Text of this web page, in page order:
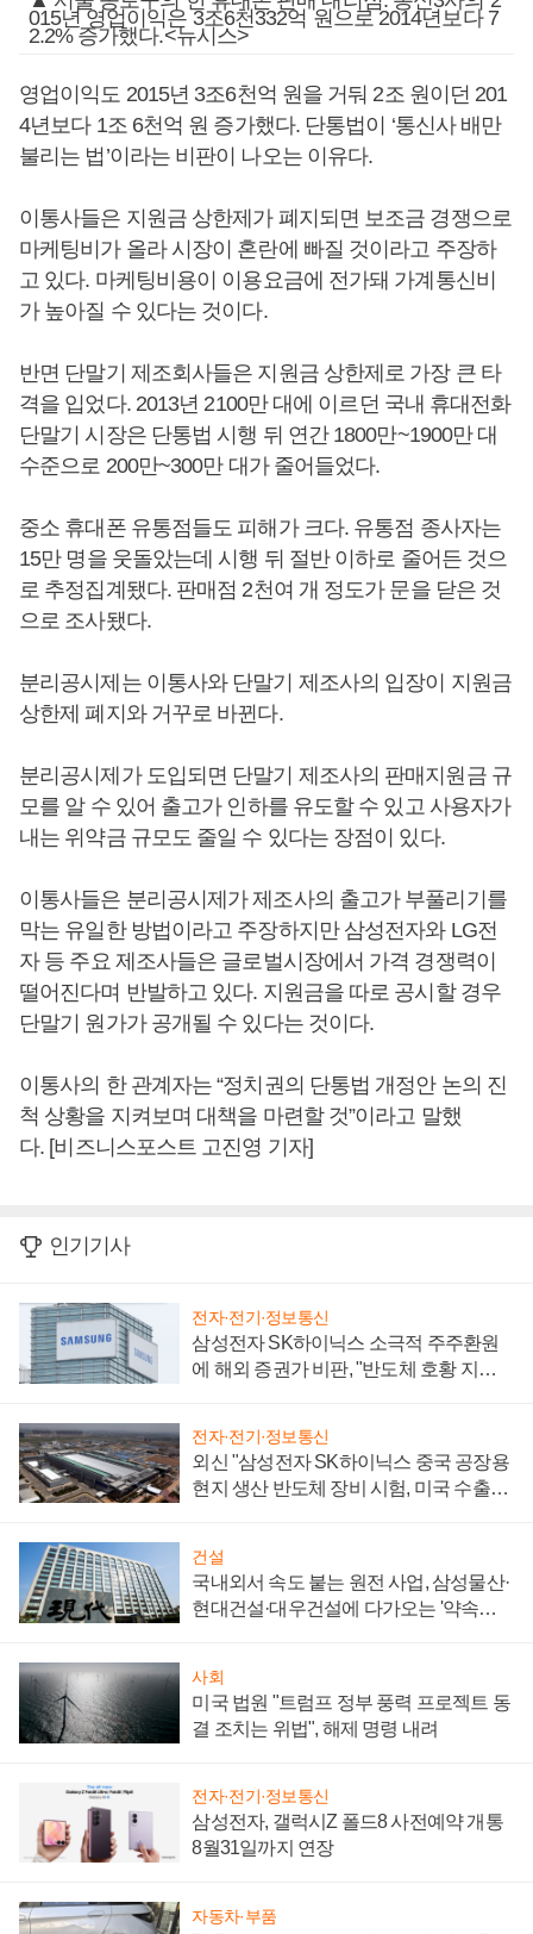
015년 영업이익은 3조6천332억 원으로 2014년보다 7
2.2% 증가했다.<뉴시스>
영업이익도 2015년 3조6천억 원을 거둬 2조 원이던 201
4년보다 1조 6천억 원 증가했다. 단통법이 ‘통신사 배만
불리는 법’이라는 비판이 나오는 이유다.
이통사들은 지원금 상한제가 폐지되면 보조금 경쟁으로
마케팅비가 올라 시장이 혼란에 빠질 것이라고 주장하
고 있다. 마케팅비용이 이용요금에 전가돼 가계통신비
가 높아질 수 있다는 것이다.
반면 단말기 제조회사들은 지원금 상한제로 가장 큰 타
격을 입었다. 2013년 2100만 대에 이르던 국내 휴대전화
단말기 시장은 단통법 시행 뒤 연간 1800만~1900만 대
수준으로 200만~300만 대가 줄어들었다.
중소 휴대폰 유통점들도 피해가 크다. 유통점 종사자는
15만 명을 웃돌았는데 시행 뒤 절반 이하로 줄어든 것으
로 추정집계됐다. 판매점 2천여 개 정도가 문을 닫은 것
으로 조사됐다.
분리공시제는 이통사와 단말기 제조사의 입장이 지원금
상한제 폐지와 거꾸로 바뀐다.
분리공시제가 도입되면 단말기 제조사의 판매지원금 규
모를 알 수 있어 출고가 인하를 유도할 수 있고 사용자가
내는 위약금 규모도 줄일 수 있다는 장점이 있다.
이통사들은 분리공시제가 제조사의 출고가 부풀리기를
막는 유일한 방법이라고 주장하지만 삼성전자와 LG전
자 등 주요 제조사들은 글로벌시장에서 가격 경쟁력이
떨어진다며 반발하고 있다. 지원금을 따로 공시할 경우
단말기 원가가 공개될 수 있다는 것이다.
이통사의 한 관계자는 “정치권의 단통법 개정안 논의 진
척 상황을 지켜보며 대책을 마련할 것”이라고 말했
다. [비즈니스포스트 고진영 기자]
인기기사
전자·전기·정보통신
삼성전자 SK하이닉스 소극적 주주환원
에 해외 증권가 비판, "반도체 호황 지속
전자·전기·정보통신
외신 "삼성전자 SK하이닉스 중국 공장용
현지 생산 반도체 장비 시험, 미국 수출통
건설
국내외서 속도 붙는 원전 사업, 삼성물산·
현대건설·대우건설에 다가오는 '약속의
사회
미국 법원 "트럼프 정부 풍력 프로젝트 동
결 조치는 위법", 해제 명령 내려
전자·전기·정보통신
삼성전자, 갤럭시Z 폴드8 사전예약 개통
8월31일까지 연장
자동차·부품